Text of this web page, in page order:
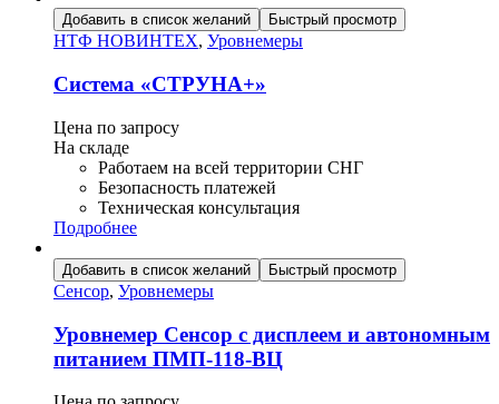
Добавить в список желаний Быстрый просмотр
НТФ НОВИНТЕХ, Уровнемеры
Система «СТРУНА+»
Цена по запросу
На складе
Работаем на всей территории СНГ
Безопасность платежей
Техническая консультация
Подробнее
Добавить в список желаний Быстрый просмотр
Сенсор, Уровнемеры
Уровнемер Сенсор с дисплеем и автономным
питанием ПМП-118-ВЦ